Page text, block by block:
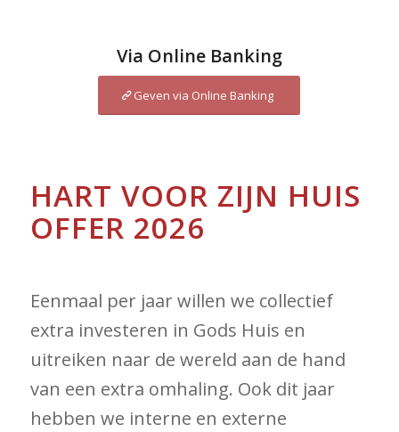
Via Online Banking
Geven via Online Banking
HART VOOR ZIJN HUIS
OFFER 2026
Eenmaal per jaar willen we collectief
extra investeren in Gods Huis en
uitreiken naar de wereld aan de hand
van een extra omhaling. Ook dit jaar
hebben we interne en externe